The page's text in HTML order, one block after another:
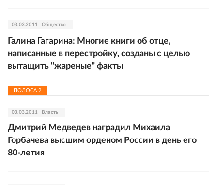
03.03.2011 Общество
Галина Гагарина: Многие книги об отце,
написанные в перестройку, созданы с целью
вытащить "жареные" факты
ПОЛОСА 2
03.03.2011 Власть
Дмитрий Медведев наградил Михаила
Горбачева высшим орденом России в день его
80-летия